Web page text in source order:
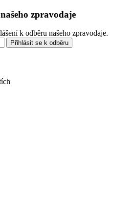
zpravodaje
k odběru našeho zpravodaje.
Přihlásit se k odběru